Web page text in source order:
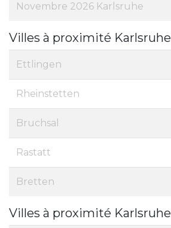
Novembre 2026 Karlsruhe
Villes à proximité Karlsruhe
Ettlingen
Rheinstetten
Bruchsal
Rastatt
Bretten
Villes à proximité Karlsruhe